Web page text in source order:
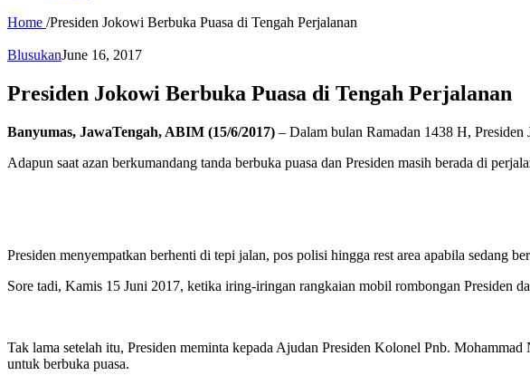
Home /Presiden Jokowi Berbuka Puasa di Tengah Perjalanan
BlusukanJune 16, 2017
Presiden Jokowi Berbuka Puasa di Tengah Perjalanan
Banyumas, JawaTengah, ABIM (15/6/2017) – Dalam bulan Ramadan 1438 H,
Adapun saat azan berkumandang tanda berbuka puasa dan Presiden masih berada di
Presiden menyempatkan berhenti di tepi jalan, pos polisi hingga rest area apabila sedang
Sore tadi, Kamis 15 Juni 2017, ketika iring-iringan rangkaian mobil rombongan Presiden
Tak lama setelah itu, Presiden meminta kepada Ajudan Presiden Kolonel Pnb.
untuk berbuka puasa.